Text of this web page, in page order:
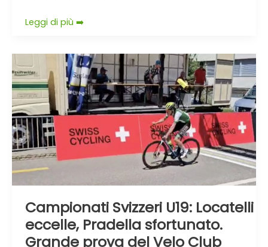
Leggi di più ➡️
Campionati Svizzeri U19: Locatelli
eccelle, Pradella sfortunato.
Grande prova del Velo Club
Campionati
Svizzeri
U19:
Locatelli
eccelle,
Pradella
sfortunato.
Grande
prova
del
Velo
Lugano